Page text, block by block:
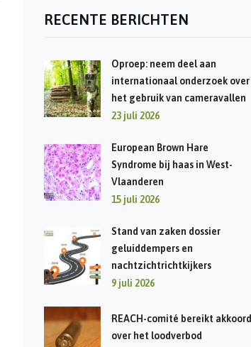
RECENTE BERICHTEN
Oproep: neem deel aan
internationaal onderzoek over
het gebruik van cameravallen
23 juli 2026
European Brown Hare
Syndrome bij haas in West-
Vlaanderen
15 juli 2026
Stand van zaken dossier
geluiddempers en
nachtzichtrichtkijkers
9 juli 2026
REACH-comité bereikt akkoord
over het loodverbod